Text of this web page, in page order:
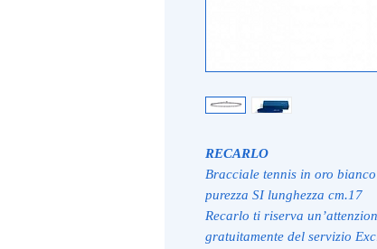
RECARLO
Bracciale tennis in oro
purezza SI lunghezza cm.17
Recarlo ti riserva
gratuitamente del servizio